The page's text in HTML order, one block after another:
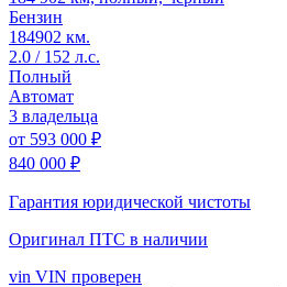
Бензин
184902 км.
2.0 / 152 л.с.
Полный
Автомат
3 владельца
от 593 000 ₽
840 000 ₽
Гарантия юридической чистоты
Оригинал ПТС в наличии
vin VIN проверен